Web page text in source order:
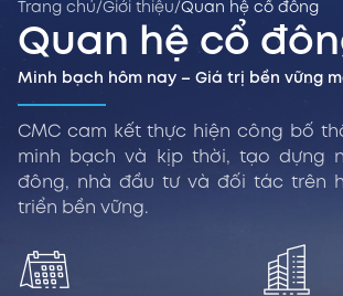
Trang chủ/Giới thiệu/Quan hệ cổ đông
Quan hệ cổ
Minh bạch hôm nay – Giá trị bền vững
CMC cam kết thực hiện công bố
minh bạch và kịp thời, tạo dựng
đông, nhà đầu tư và đối tác trên
triển bền vững.